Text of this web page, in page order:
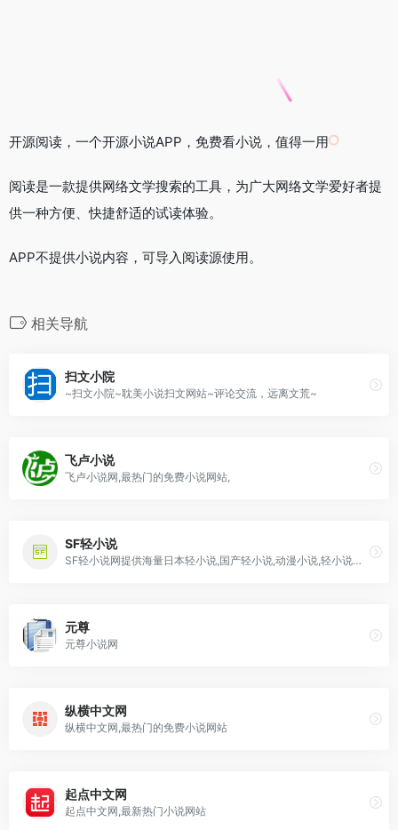
开源阅读，一个开源小说APP，免费看小说，值得一用
阅读是一款提供网络文学搜索的工具，为广大网络文学爱好者提
供一种方便、快捷舒适的试读体验。
APP不提供小说内容，可导入阅读源使用。
相关导航
扫文小院
~扫文小院~耽美小说扫文网站~评论交流，远离文荒~
飞卢小说
飞卢小说网,最热门的免费小说网站,
SF轻小说
SF轻小说网提供海量日本轻小说,国产轻小说,动漫小说,轻小说在线阅读
元尊
元尊小说网
纵横中文网
纵横中文网,最热门的免费小说网站
起点中文网
起点中文网,最新热门小说网站